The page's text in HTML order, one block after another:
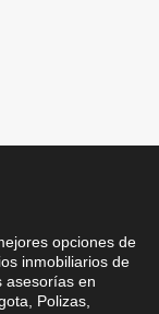
opciones de
inmobiliarios de
asesorías en
Polizas,